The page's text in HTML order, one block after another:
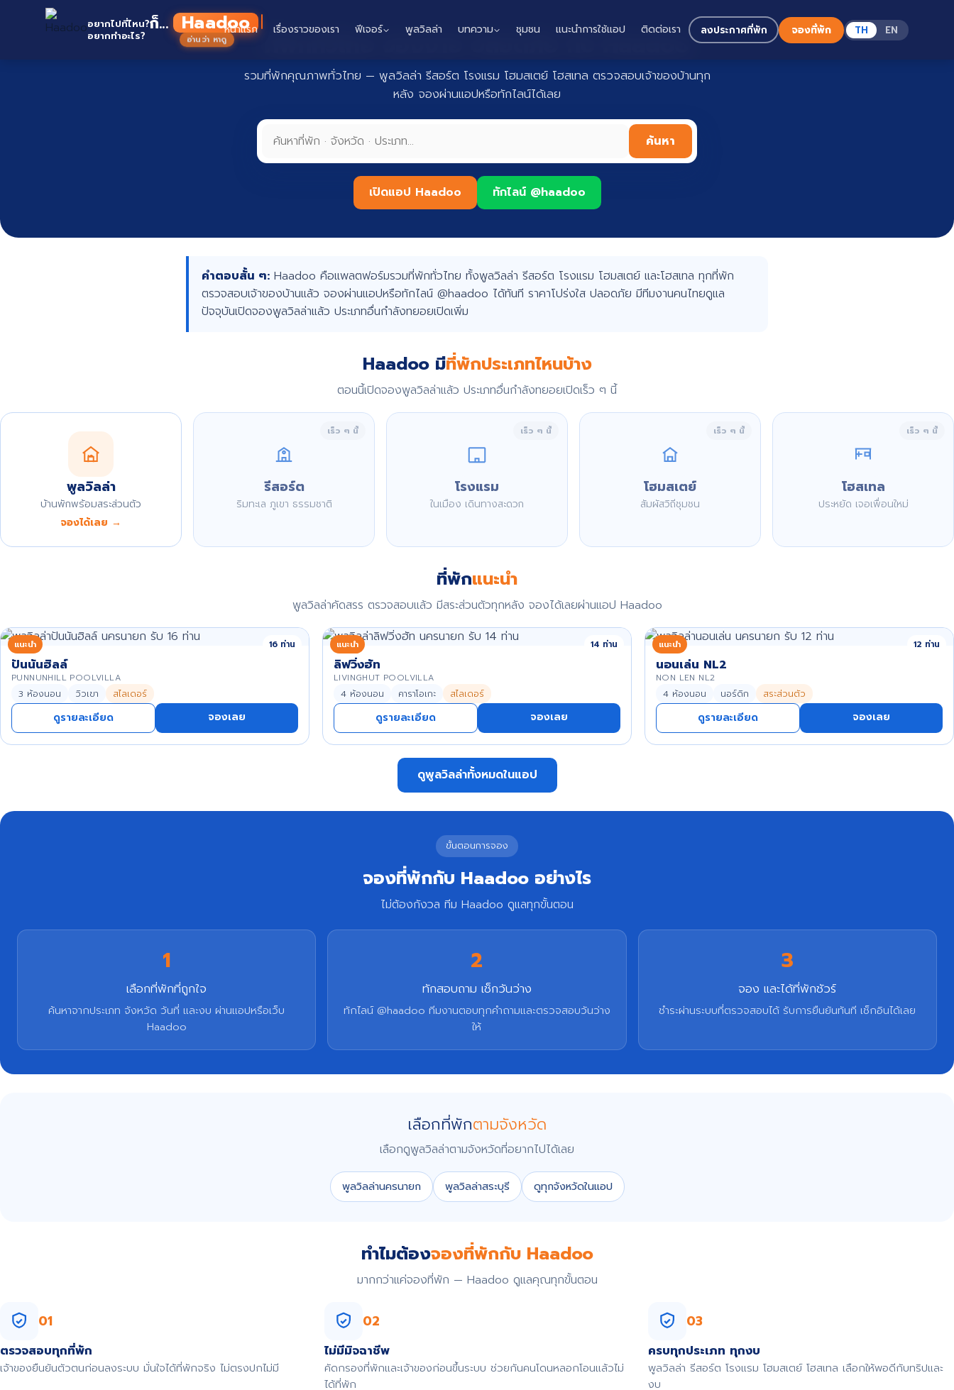
อยากไปที่ไหน?
อยากทำอะไร?
ก็... Haadoo
อ่านว่า หาดู
หน้าแรก เรื่องราวของเรา ฟีเจอร์ พูลวิลล่า บทความ ชุมชน แนะนำการใช้แอป ติดต่อเรา ลงประกาศที่พัก จองที่พัก TH EN
ที่พักทั่วไทย จองง่าย ปลอดภัย กับ Haadoo
รวมที่พักคุณภาพทั่วไทย — พูลวิลล่า รีสอร์ต โรงแรม โฮมสเตย์ โฮสเทล ตรวจสอบเจ้าของบ้านทุก
หลัง จองผ่านแอปหรือทักไลน์ได้เลย
ค้นหา
เปิดแอป Haadoo ทักไลน์ @haadoo
คำตอบสั้น ๆ: Haadoo คือแพลตฟอร์มรวมที่พักทั่วไทย ทั้งพูลวิลล่า รีสอร์ต โรงแรม โฮมสเตย์ และโฮสเทล ทุกที่พัก
ตรวจสอบเจ้าของบ้านแล้ว จองผ่านแอปหรือทักไลน์ @haadoo ได้ทันที ราคาโปร่งใส ปลอดภัย มีทีมงานคนไทยดูแล
ปัจจุบันเปิดจองพูลวิลล่าแล้ว ประเภทอื่นกำลังทยอยเปิดเพิ่ม
Haadoo มีที่พักประเภทไหนบ้าง
ตอนนี้เปิดจองพูลวิลล่าแล้ว ประเภทอื่นกำลังทยอยเปิดเร็ว ๆ นี้
พูลวิลล่า
บ้านพักพร้อมสระส่วนตัว
จองได้เลย →
เร็ว ๆ นี้
รีสอร์ต
ริมทะเล ภูเขา ธรรมชาติ
เร็ว ๆ นี้
โรงแรม
ในเมือง เดินทางสะดวก
เร็ว ๆ นี้
โฮมสเตย์
สัมผัสวิถีชุมชน
เร็ว ๆ นี้
โฮสเทล
ประหยัด เจอเพื่อนใหม่
ที่พักแนะนำ
พูลวิลล่าคัดสรร ตรวจสอบแล้ว มีสระส่วนตัวทุกหลัง จองได้เลยผ่านแอป Haadoo
แนะนำ 16 ท่าน
ปันนันฮิลล์
PUNNUNHILL POOLVILLA
3 ห้องนอน วิวเขา สไลเดอร์
ดูรายละเอียด จองเลย
แนะนำ 14 ท่าน
ลิฟวิ่งฮัท
LIVINGHUT POOLVILLA
4 ห้องนอน คาราโอเกะ สไลเดอร์
ดูรายละเอียด จองเลย
แนะนำ 12 ท่าน
นอนเล่น NL2
NON LEN NL2
4 ห้องนอน นอร์ดิก สระส่วนตัว
ดูรายละเอียด จองเลย
ดูพูลวิลล่าทั้งหมดในแอป
ขั้นตอนการจอง
จองที่พักกับ Haadoo อย่างไร
ไม่ต้องกังวล ทีม Haadoo ดูแลทุกขั้นตอน
1
เลือกที่พักที่ถูกใจ
ค้นหาจากประเภท จังหวัด วันที่ และงบ ผ่านแอปหรือเว็บ
Haadoo
2
ทักสอบถาม เช็กวันว่าง
ทักไลน์ @haadoo ทีมงานตอบทุกคำถามและตรวจสอบวันว่าง
ให้
3
จอง และได้ที่พักชัวร์
ชำระผ่านระบบที่ตรวจสอบได้ รับการยืนยันทันที เช็กอินได้เลย
เลือกที่พักตามจังหวัด
เลือกดูพูลวิลล่าตามจังหวัดที่อยากไปได้เลย
พูลวิลล่านครนายก พูลวิลล่าสระบุรี ดูทุกจังหวัดในแอป
ทำไมต้องจองที่พักกับ Haadoo
มากกว่าแค่จองที่พัก — Haadoo ดูแลคุณทุกขั้นตอน
01
ตรวจสอบทุกที่พัก
เจ้าของยืนยันตัวตนก่อนลงระบบ มั่นใจได้ที่พักจริง ไม่ตรงปกไม่มี
02
ไม่มีมิจฉาชีพ
คัดกรองที่พักและเจ้าของก่อนขึ้นระบบ ช่วยกันคนโดนหลอกโอนแล้วไม่
ได้ที่พัก
03
ครบทุกประเภท ทุกงบ
พูลวิลล่า รีสอร์ต โรงแรม โฮมสเตย์ โฮสเทล เลือกให้พอดีกับทริปและ
งบ